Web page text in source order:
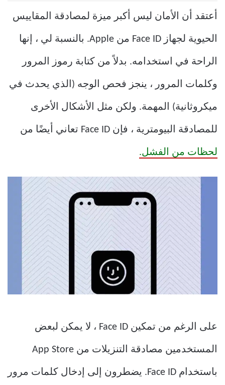
أعتقد أن الأمان ليس أكبر ميزة لمصادقة المقاييس
الحيوية لجهاز Face ID من Apple. بالنسبة لي ، إنها
الراحة في استخدامه. بدلاً من كتابة رموز المرور
وكلمات المرور ، ينجز فحص الوجه (الذي يحدث في
ميكروثانية) المهمة. ولكن مثل الأشكال الأخرى
للمصادقة البيومترية ، فإن Face ID تعاني أيضًا من
لحظات من الفشل.
على الرغم من تمكين Face ID ، لا يمكن لبعض
المستخدمين مصادقة التنزيلات من App Store
باستخدام Face ID. يضطرون إلى إدخال كلمات مرور